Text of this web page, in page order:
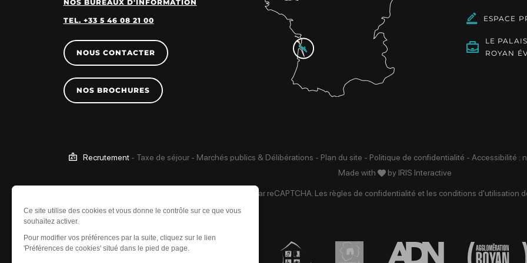
NOS BUREAUX D'INFORMATION
TEL. +33 5 46 08 21 00
NOUS CONTACTER
NOS BROCHURES
ESPACE
LE PALAIS
ROYAN
Recrutement - Taxe de séjour - Marchés publics & Délibérations - Plan du site - Politique de confidentialité - Accessibilité :
Made with
by IRIS Interactive
Ce site est protégé par reCAPTCHA. Les règles de confidentialité et les conditions d'utilisation